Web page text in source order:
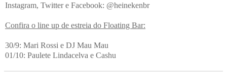
Instagram, Twitter e Facebook: @heinekenbr
Confira o line up de estreia do Floating Bar:
30/9: Mari Rossi e DJ Mau Mau
01/10: Paulete Lindacelva e Cashu